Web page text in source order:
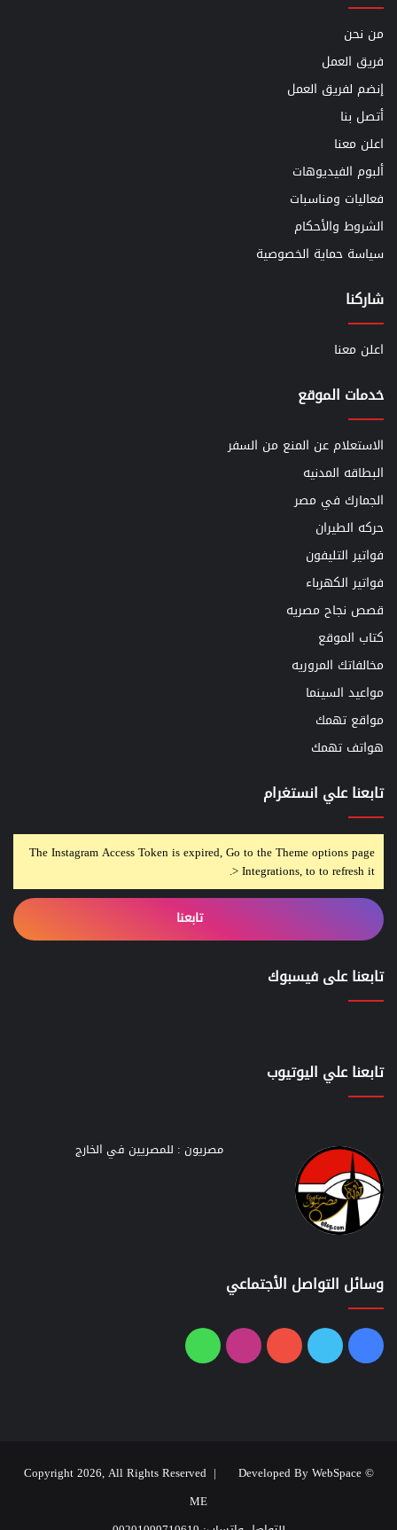
من نحن
فريق العمل
إنضم لفريق العمل
أتصل بنا
اعلن معنا
ألبوم الفيديوهات
فعاليات ومناسبات
الشروط والأحكام
سياسة حماية الخصوصية
شاركنا
اعلن معنا
خدمات الموقع
الاستعلام عن المنع من السفر
البطاقه المدنيه
الجمارك في مصر
حركه الطيران
فواتير التليفون
فواتير الكهرباء
قصص نجاح مصريه
كتاب الموقع
مخالفاتك المروريه
مواعيد السينما
مواقع تهمك
هواتف تهمك
تابعنا علي انستغرام
The Instagram Access Token is expired, Go to the Theme options page
> Integrations, to to refresh it.
تابعنا
تابعنا على فيسبوك
تابعنا علي اليوتيوب
مصريون : للمصريين في الخارج
وسائل التواصل الأجتماعي
فيسبوك
تويتر يوتيوبانستقرامواتساب
© Copyright 2026, All Rights Reserved |
Developed By WebSpace
ME